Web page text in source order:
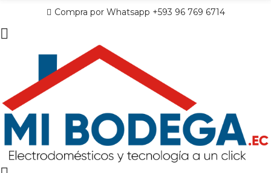
Compra por Whatsapp +593 96 769 6714